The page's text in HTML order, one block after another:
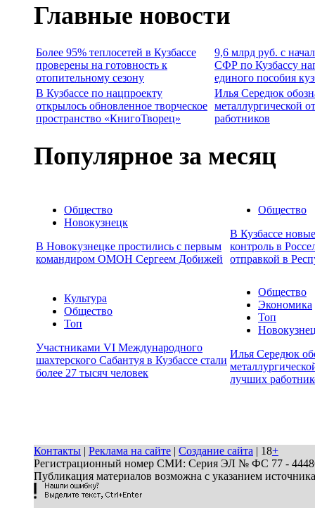
Главные новости
Более 95% теплосетей в Кузбассе
проверены на готовность к
отопительному сезону
9,6 млрд руб. с
СФР по Кузбассу
единого пособия
В Кузбассе по нацпроекту
открылось обновленное творческое
пространство «КнигоТворец»
Илья Середюк
металлургической
работников
Популярное за месяц
Общество
Новокузнецк
В Новокузнецке простились с первым
командиром ОМОН Сергеем Добижей
Общество
В Кузбассе
контроль в
отправкой в
Культура
Общество
Топ
Участниками VI Международного
шахтерского Сабантуя в Кузбассе стали
более 27 тысяч человек
Общество
Экономика
Топ
Илья Середюк
лучших
Контакты | Реклама на сайте | Создание сайта | 18+
Регистрационный номер СМИ: Серия ЭЛ № ФС 77 - 44486
Публикация материалов возможна с указанием